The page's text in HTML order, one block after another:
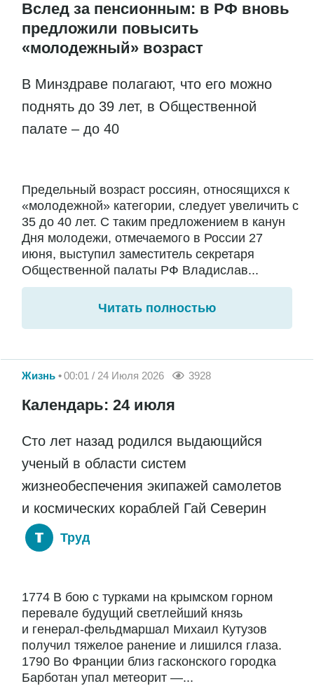
Вслед за пенсионным: в РФ вновь
предложили повысить
«молодежный» возраст
В Минздраве полагают, что его можно
поднять до 39 лет, в Общественной
палате – до 40
Предельный возраст россиян, относящихся к
«молодежной» категории, следует увеличить с
35 до 40 лет. С таким предложением в канун
Дня молодежи, отмечаемого в России 27
июня, выступил заместитель секретаря
Общественной палаты РФ Владислав...
Читать полностью
Жизнь 00:01 / 24 Июля 2026 3928
Календарь: 24 июля
Сто лет назад родился выдающийся
ученый в области систем
жизнеобеспечения экипажей самолетов
и космических кораблей Гай Северин
Труд
1774 В бою с турками на крымском горном
перевале будущий светлейший князь
и генерал-фельдмаршал Михаил Кутузов
получил тяжелое ранение и лишился глаза.
1790 Во Франции близ гасконского городка
Барботан упал метеорит —...